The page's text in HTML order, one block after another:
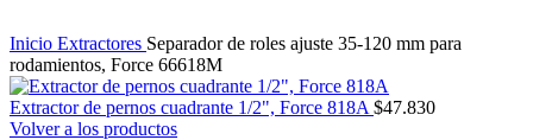
Inicio Extractores Separador de roles ajuste 35-120 mm para
rodamientos, Force 66618M
Extractor de pernos cuadrante 1/2", Force 818A $47.830
Volver a los productos